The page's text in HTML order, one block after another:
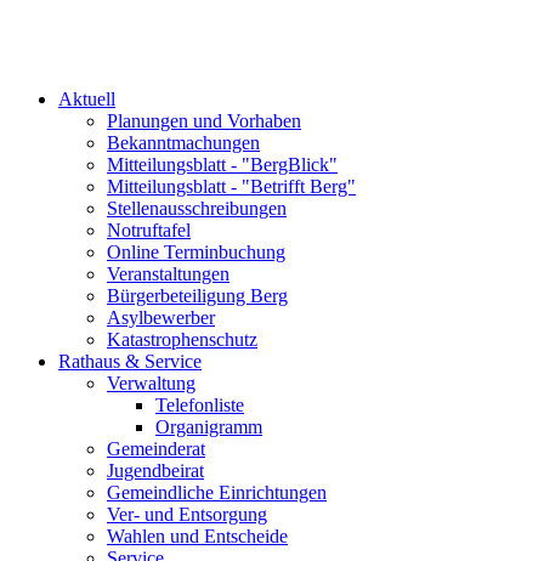
Aktuell
Planungen und Vorhaben
Bekanntmachungen
Mitteilungsblatt - "BergBlick"
Mitteilungsblatt - "Betrifft Berg"
Stellenausschreibungen
Notruftafel
Online Terminbuchung
Veranstaltungen
Bürgerbeteiligung Berg
Asylbewerber
Katastrophenschutz
Rathaus & Service
Verwaltung
Telefonliste
Organigramm
Gemeinderat
Jugendbeirat
Gemeindliche Einrichtungen
Ver- und Entsorgung
Wahlen und Entscheide